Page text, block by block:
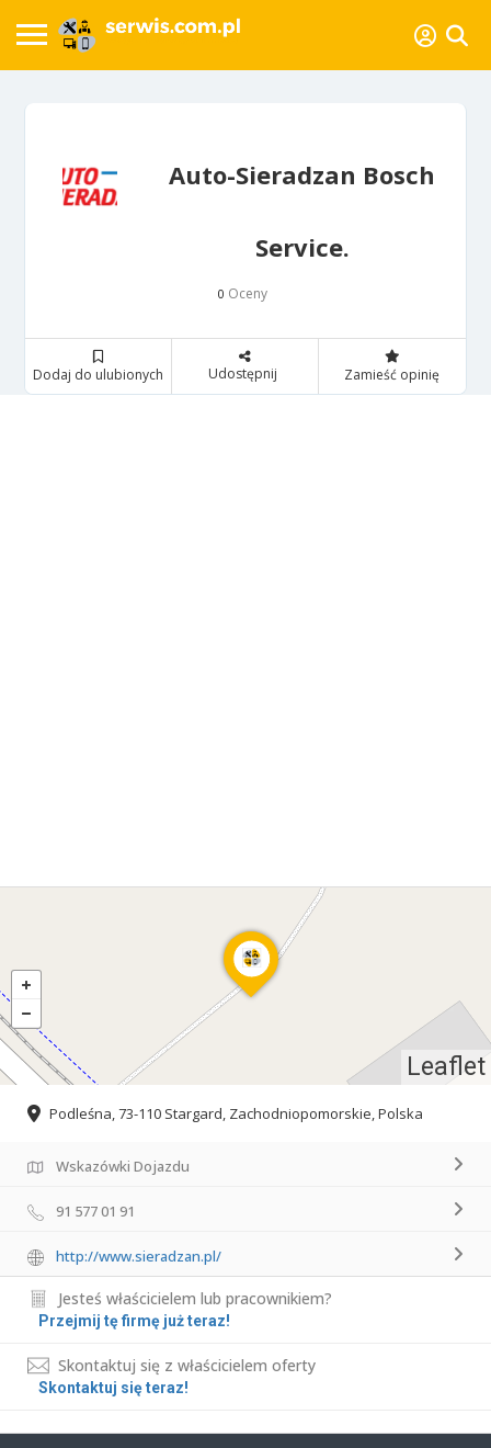
Auto-Sieradzan Bosch
Service.
0 Oceny
Dodaj do ulubionych Udostępnij Zamieść opinię
Leaflet
Podleśna, 73-110 Stargard, Zachodniopomorskie, Polska
Wskazówki Dojazdu
91 577 01 91
http://www.sieradzan.pl/
Jesteś właścicielem lub pracownikiem?
Przejmij tę firmę już teraz!
Skontaktuj się z właścicielem oferty
Skontaktuj się teraz!